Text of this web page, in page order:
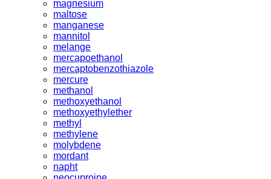
magnesium
maltose
manganese
mannitol
melange
mercapoethanol
mercaptobenzothiazole
mercure
methanol
methoxyethanol
methoxyethylether
methyl
methylene
molybdene
mordant
napht